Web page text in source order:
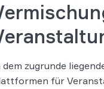
dem zugrunde
für